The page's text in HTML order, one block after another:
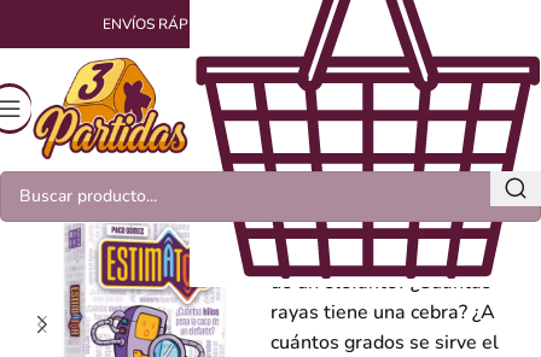
ENVÍOS RÁPIDOS Y EMPAQUETADOS CON AMOR
Estimator
¿Cuántos kilos pesa la caca
de un elefante? ¿Cuántas
rayas tiene una cebra? ¿A
cuántos grados se sirve el